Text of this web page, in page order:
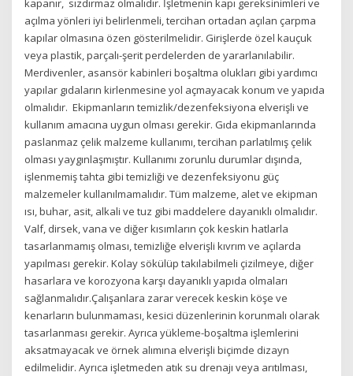
kapanır, sızdırmaz olmalıdır. İşletmenin kapı gereksinimleri ve
açılma yönleri iyi belirlenmeli, tercihan ortadan açılan çarpma
kapılar olmasına özen gösterilmelidir. Girişlerde özel kauçuk
veya plastik, parçalı-şerit perdelerden de yararlanılabilir.
Merdivenler, asansör kabinleri boşaltma olukları gibi yardımcı
yapılar gıdaların kirlenmesine yol açmayacak konum ve yapıda
olmalıdır. Ekipmanların temizlik/dezenfeksiyona elverişli ve
kullanım amacına uygun olması gerekir. Gıda ekipmanlarında
paslanmaz çelik malzeme kullanımı, tercihan parlatılmış çelik
olması yaygınlaşmıştır. Kullanımı zorunlu durumlar dışında,
işlenmemiş tahta gibi temizliği ve dezenfeksiyonu güç
malzemeler kullanılmamalıdır. Tüm malzeme, alet ve ekipman
ısı, buhar, asit, alkali ve tuz gibi maddelere dayanıklı olmalıdır.
Valf, dirsek, vana ve diğer kısımların çok keskin hatlarla
tasarlanmamış olması, temizliğe elverişli kıvrım ve açılarda
yapılması gerekir. Kolay sökülüp takılabilmeli çizilmeye, diğer
hasarlara ve korozyona karşı dayanıklı yapıda olmaları
sağlanmalıdır.Çalışanlara zarar verecek keskin köşe ve
kenarların bulunmaması, kesici düzenlerinin korunmalı olarak
tasarlanması gerekir. Ayrıca yükleme-boşaltma işlemlerini
aksatmayacak ve örnek alımına elverişli biçimde dizayn
edilmelidir. Ayrıca işletmeden atık su drenajı veya arıtılması,